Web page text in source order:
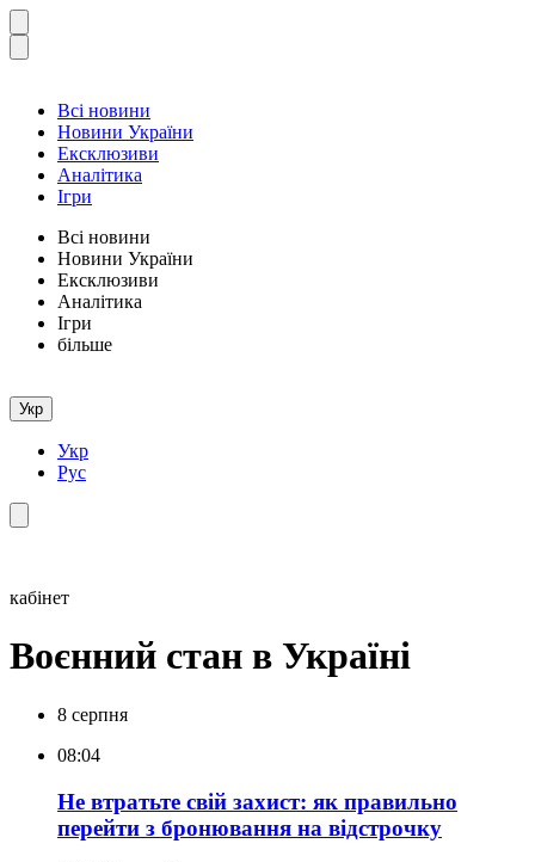
Всі новини
Новини України
Ексклюзиви
Аналітика
Ігри
Всі новини
Новини України
Ексклюзиви
Аналітика
Ігри
більше
Укр
Укр
Рус
кабінет
Воєнний стан в Україні
8 серпня
08:04
Не втратьте свій захист: як правильно
перейти з бронювання на відстрочку